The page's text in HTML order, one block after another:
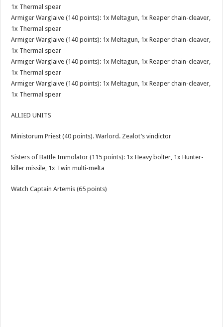
1x Thermal spear
Armiger Warglaive (140 points): 1x Meltagun, 1x Reaper chain-cleaver,
1x Thermal spear
Armiger Warglaive (140 points): 1x Meltagun, 1x Reaper chain-cleaver,
1x Thermal spear
Armiger Warglaive (140 points): 1x Meltagun, 1x Reaper chain-cleaver,
1x Thermal spear
Armiger Warglaive (140 points): 1x Meltagun, 1x Reaper chain-cleaver,
1x Thermal spear
ALLIED UNITS
Ministorum Priest (40 points). Warlord. Zealot’s vindictor
Sisters of Battle Immolator (115 points): 1x Heavy bolter, 1x Hunter-
killer missile, 1x Twin multi-melta
Watch Captain Artemis (65 points)